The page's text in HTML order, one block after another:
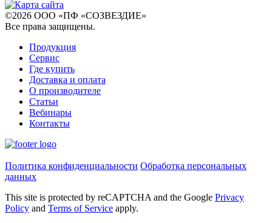
©2026 ООО «ПФ «СОЗВЕЗДИЕ»
Все права защищены.
Продукция
Сервис
Где купить
Доставка и оплата
О производителе
Статьи
Вебинары
Контакты
Политика конфиденциальности Обработка персональных
данных
This site is protected by reCAPTCHA and the Google Privacy
Policy and Terms of Service apply.